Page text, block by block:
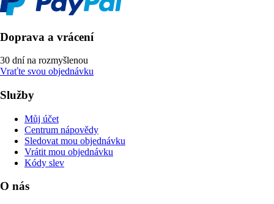
Doprava a vrácení
30 dní na rozmyšlenou
Vraťte svou objednávku
Služby
Můj účet
Centrum nápovědy
Sledovat mou objednávku
Vrátit mou objednávku
Kódy slev
O nás